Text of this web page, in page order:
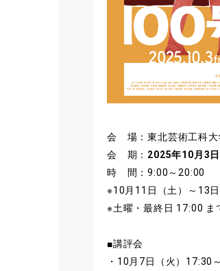
会 場：東北芸術工科大
会 期： 2025年10月3
時 間：9:00～20:00
※10月11日（土）～13
※土曜・最終日 17:00 ま
■講評会
・10月7日（火）17:30～